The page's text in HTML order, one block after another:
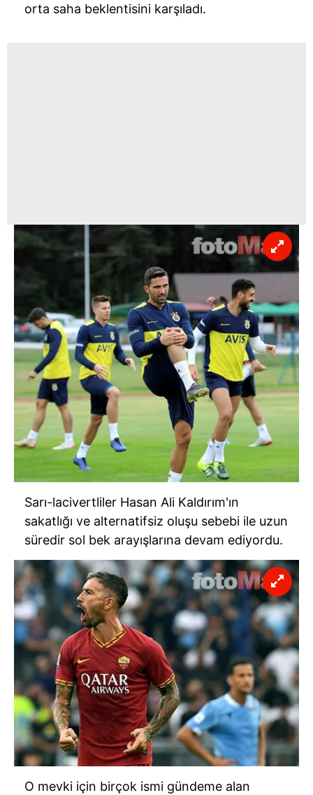
orta saha beklentisini karşıladı.
Sarı-lacivertliler Hasan Ali Kaldırım'ın
sakatlığı ve alternatifsiz oluşu sebebi ile uzun
süredir sol bek arayışlarına devam ediyordu.
O mevki için birçok ismi gündeme alan